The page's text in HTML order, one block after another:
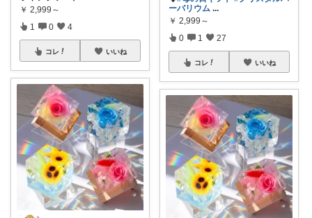
￥ 2,999～
1 0 4
コレ いいね
ーバリウム ...
￥ 2,999～
0 1 27
コレ いいね